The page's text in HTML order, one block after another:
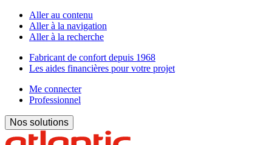
Aller au contenu
Aller à la navigation
Aller à la recherche
Fabricant de confort depuis 1968
Les aides financières pour votre projet
Me connecter
Professionnel
Nos solutions